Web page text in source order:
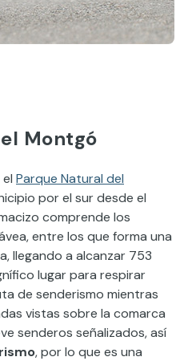
Montgó
Parque Natural del
por el sur desde el
comprende los
entre los que forma una
llegando a alcanzar 753
lugar para respirar
de senderismo mientras
vistas sobre la comarca
senderos señalizados, así
, por lo que es una